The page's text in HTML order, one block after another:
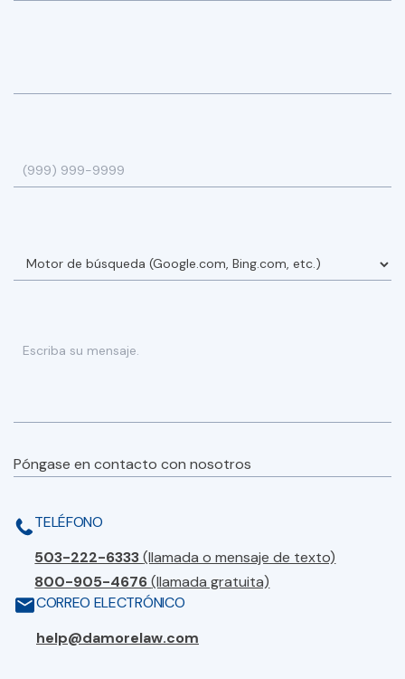
Póngase en contacto con nosotros
TELÉFONO
503-222-6333(llamada o mensaje de texto)
800-905-4676(llamada gratuita)
CORREO ELECTRÓNICO
help@damorelaw.com